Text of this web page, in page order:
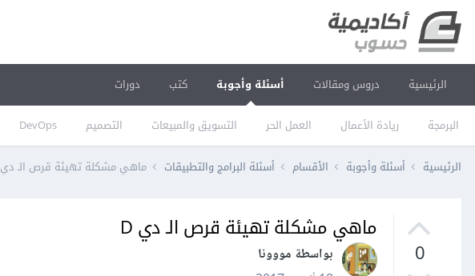
الرئيسية دروس ومقالات أسئلة وأجوبة
البرمجة ريادة الأعمال العمل الحر التسويق والمبيعات التصميم DevOps
كتب دورات
الرئيسية أسئلة وأجوبة الأقسام أسئلة البرامج والتطبيقات ماهي مشكلة تهيئة قرص الـ دي D
0
ماهي مشكلة تهيئة قرص الـ دي D
بواسطة مووونا